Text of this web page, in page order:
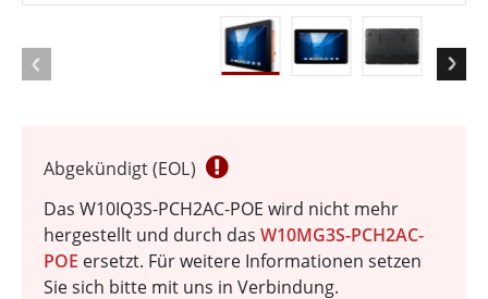
Abgekündigt (EOL)
Das W10IQ3S-PCH2AC-POE wird nicht mehr
hergestellt und durch das W10MG3S-PCH2AC-
POE ersetzt. Für weitere Informationen setzen
Sie sich bitte mit uns in Verbindung.